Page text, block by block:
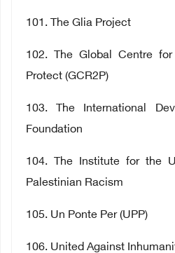
101 . The Glia Project
102. The Global Centre
Protect (GCR2P)
103. The International
Foundation
104. The Institute for the
Palestinian Racism
105. Un Ponte Per (UPP)
106. United Against